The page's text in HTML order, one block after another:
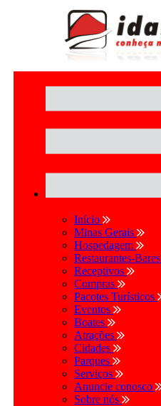
Início
Minas Gerais
Hospedagem
Restaurantes-Bares
Receptivos
Compras
Pacotes Turísticos
Eventos
Boates
Atrações
Cidades
Parques
Serviços
Anuncie conosco
Sobre nós